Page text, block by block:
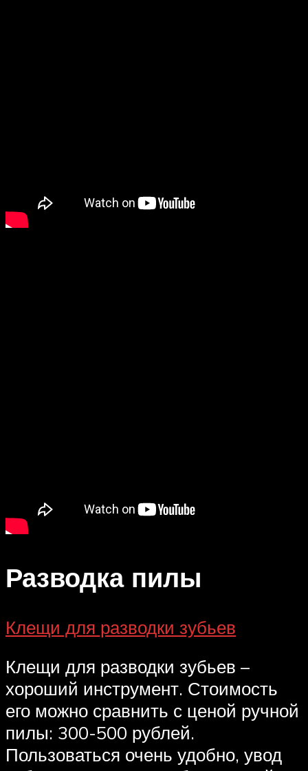
Разводка пилы
Клещи для разводки зубьев
Клещи для разводки зубьев –
хороший инструмент. Стоимость
его можно сравнить с ценой ручной
пилы: 300-500 рублей.
Пользоваться очень удобно, увод